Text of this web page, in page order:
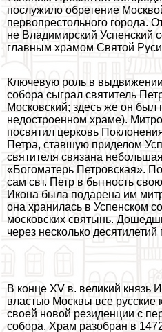
послужило обретение
первопрестольного города.
не Владимирский Успенский
главным храмом Святой
Ключевую роль в
собора сыграл святитель
Московский; здесь же он был
недостроенном храме).
посвятил церковь
Петра, ставшую приделом
святителя связана
«Богоматерь Петровская».
сам свт. Петр в бытность
Икона была подарена им
она хранилась в Успенском
московских святынь.
через несколько
В конце XV в. великий князь
властью Москвы все русские
своей новой резиденции с
собора. Храм разобран в